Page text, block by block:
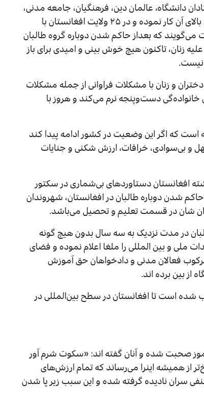
سازمان‌ حقوق بشری و ۱۸۰۰ تن استادان دانشگاه، عالمان دین، فرهنگیان، جامعه مدنی،
خبرنگاران و در یک سند دادخواهی بیش‌از یک سال بالای آن کار نموده و در ۲۵ ولایت افغانستان با
که بعداز حاکم شدن دوباره گروه طالبان
و این گروه با صدور بیش‌از ۱۰۰ فرمان علیه زنان، تاکنون هیچ خوش بینی و امیدی برای باز
نیست.
و زنان با مشکلات فراوانی از جمله مشکلات
دست‌و‌پنجه نرم ‌می‌کند و هروز با
است که اگر این وضعیت در کشور ادامه پیدا کند
و بی‌سوادی، خرافات، ارزش شکنی و جنایات
افغانستان دستاوردهای بی‌شماری در سکتور
شدن دوباره طالبان در افغانستان، شهروندان
شان در قسمت تعلیم و تحصیل می‌باشد.
در مدت نزدیک به سه سال بدون هیچ گونه
ملی و بین المللی را ملغا اعلام نموده و فضای
فعالان مدنی و دادخواهان حق آموزش
از بین برده اند.
است تا افغانستان در سطح بین‌المللی در
صحبت شده و آنان گفته اند: «سکوت شرم آور
از همیشه اینرا می‌رساند که تمام ارزش‌های
سران نادیده گرفته شده و این سبب زیر پا شدن